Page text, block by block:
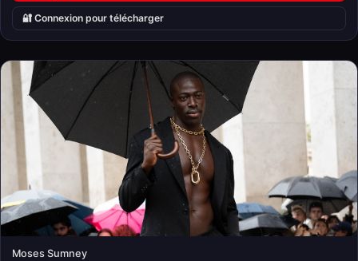
🔐 Connexion pour télécharger
Moses Sumney